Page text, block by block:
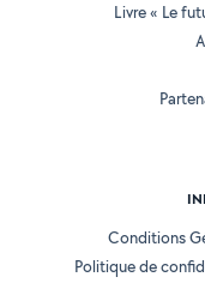
Livre « Le
Conditions
Politique de